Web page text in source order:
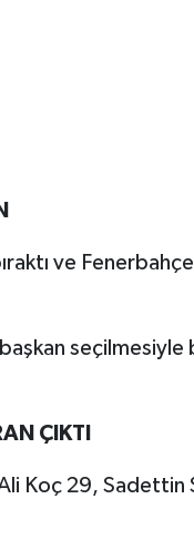
ve
seçilmesiyle
ÇIKTI
Koç 29, Sadettin